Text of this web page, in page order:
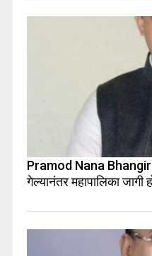
Pramod Nana
गेल्यानंतर महापालिका जागी